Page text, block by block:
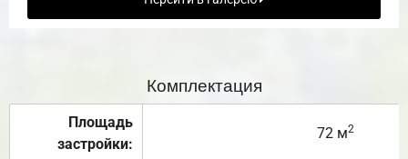
Комплектация
Площадь
застройки:
72 м2